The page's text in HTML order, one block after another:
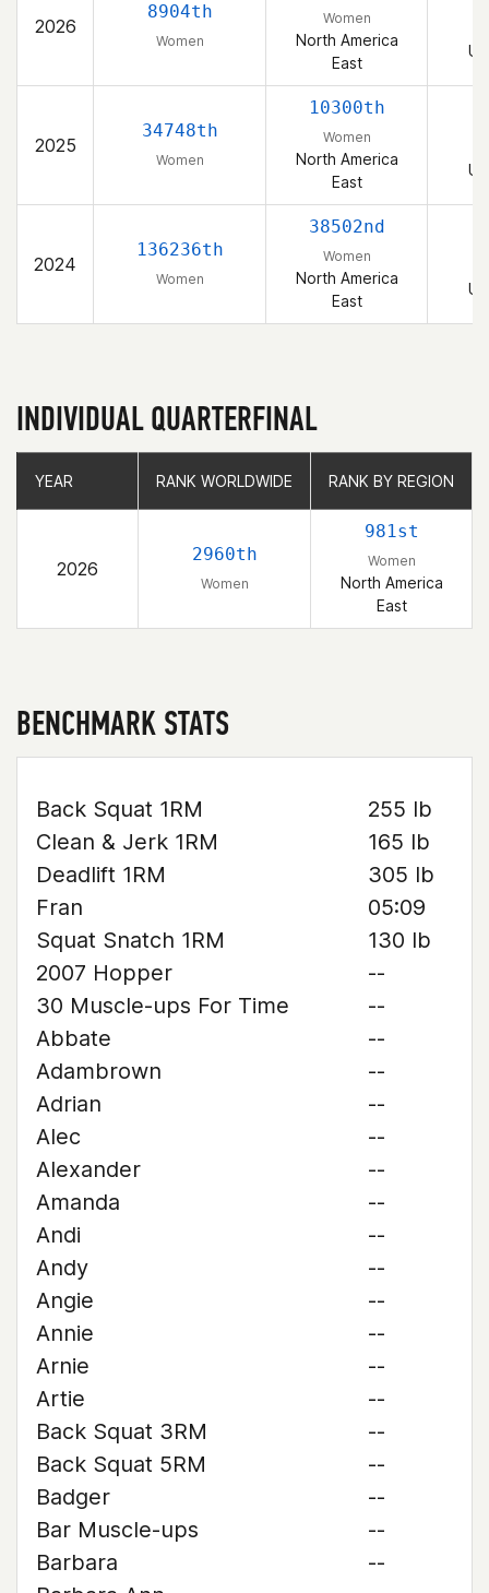
2026
8904th
Women
Women
North America
East
2025
34748th
Women
10300th
Women
North America
East
2024
136236th
Women
38502nd
Women
North America
East
INDIVIDUAL QUARTERFINAL
YEAR RANK WORLDWIDE RANK BY REGION
2026
2960th
Women
981st
Women
North America
East
YEAR RANK WORLDWIDE RANK BY REGION
BENCHMARK STATS
Back Squat 1RM
255 lb
Clean & Jerk 1RM
165 lb
Deadlift 1RM
305 lb
Fran
05:09
Squat Snatch 1RM
130 lb
2007 Hopper
--
30 Muscle-ups For Time
--
Abbate
--
Adambrown
--
Adrian
--
Alec
--
Alexander
--
Amanda
--
Andi
--
Andy
--
Angie
--
Annie
--
Arnie
--
Artie
--
Back Squat 3RM
--
Back Squat 5RM
--
Badger
--
Bar Muscle-ups
--
Barbara
--